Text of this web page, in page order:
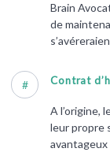
Brain
de
# Contrat
A l’origine,
leur propre
avantageux